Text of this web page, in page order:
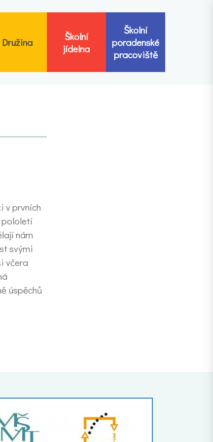
Družina
Školní
jídelna
Školní
poradenské
pracoviště
v prvních
pololetí
nám
svými
včera
úspěchů